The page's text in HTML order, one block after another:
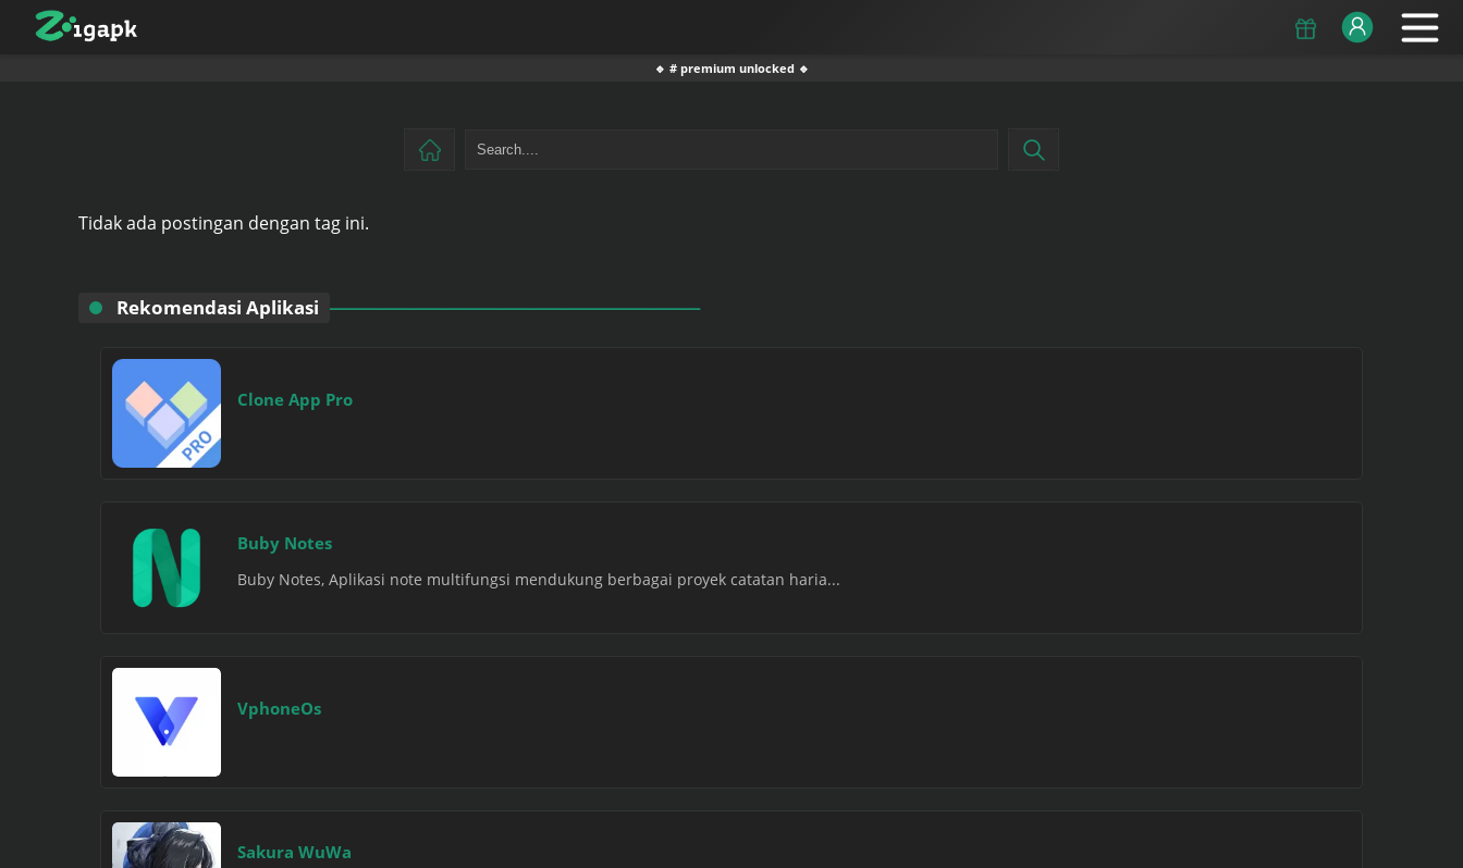
🔹 # premium unlocked 🔹
Tidak ada postingan dengan tag ini.
Rekomendasi Aplikasi
Clone App Pro
Buby Notes
Buby Notes, Aplikasi note multifungsi mendukung berbagai proyek catatan haria...
VphoneOs
Sakura WuWa